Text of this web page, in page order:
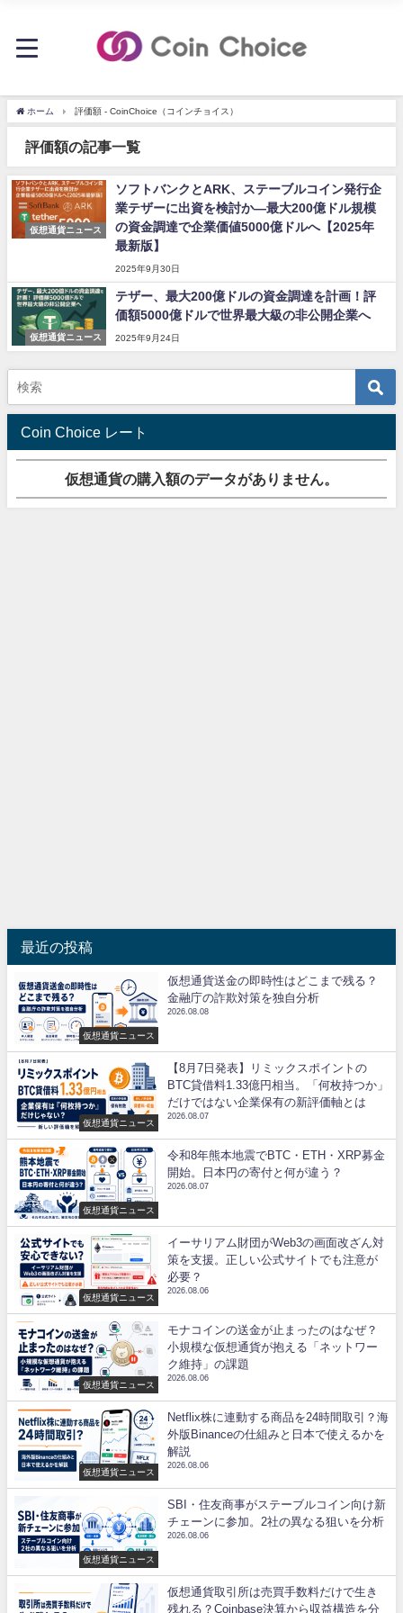
ホーム 評価額 - CoinChoice（コインチョイス）
評価額の記事一覧
仮想通貨ニュース
ソフトバンクとARK、ステーブルコイン発行企
業テザーに出資を検討か―最大200億ドル規模
の資金調達で企業価値5000億ドルへ【2025年
最新版】
2025年9月30日
仮想通貨ニュース
テザー、最大200億ドルの資金調達を計画！評
価額5000億ドルで世界最大級の非公開企業へ
2025年9月24日
Coin Choice レート
仮想通貨の購入額のデータがありません。
最近の投稿
仮想通貨ニュース
仮想通貨送金の即時性はどこまで残る？
金融庁の詐欺対策を独自分析
2026.08.08
仮想通貨ニュース
【8月7日発表】リミックスポイントの
BTC貸借料1.33億円相当。「何枚持つか」
だけではない企業保有の新評価軸とは
2026.08.07
仮想通貨ニュース
令和8年熊本地震でBTC・ETH・XRP募金
開始。日本円の寄付と何が違う？
2026.08.07
仮想通貨ニュース
イーサリアム財団がWeb3の画面改ざん対
策を支援。正しい公式サイトでも注意が
必要？
2026.08.06
仮想通貨ニュース
モナコインの送金が止まったのはなぜ？
小規模な仮想通貨が抱える「ネットワー
ク維持」の課題
2026.08.06
仮想通貨ニュース
Netflix株に連動する商品を24時間取引？海
外版Binanceの仕組みと日本で使えるかを
解説
2026.08.06
仮想通貨ニュース
SBI・住友商事がステーブルコイン向け新
チェーンに参加。2社の異なる狙いを分析
2026.08.06
仮想通貨取引所は売買手数料だけで生き
残れる？Coinbase決算から収益構造を分